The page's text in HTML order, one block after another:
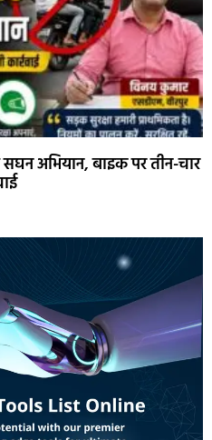
अभियान, बाइक पर तीन-चार